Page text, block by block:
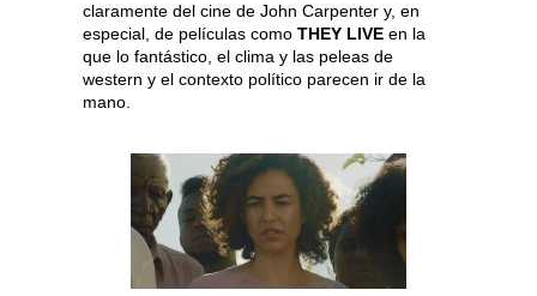
claramente del cine de John Carpenter y, en
especial, de películas como THEY LIVE en la
que lo fantástico, el clima y las peleas de
western y el contexto político parecen ir de la
mano.